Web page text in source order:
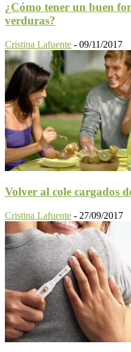
¿Cómo tener un buen
verduras?
Cristina Lafuente - 09/11/2017
Volver al cole cargados
Cristina Lafuente - 27/09/2017